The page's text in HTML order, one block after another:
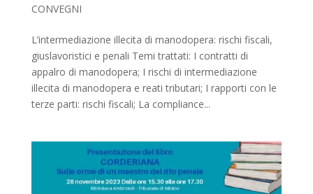
CONVEGNI
L’intermediazione illecita di manodopera: rischi fiscali,
giuslavoristici e penali Temi trattati: I contratti di
appalro di manodopera; I rischi di intermediazione
illecita di manodopera e reati tributari; I rapporti con le
terze parti: rischi fiscali; La compliance...